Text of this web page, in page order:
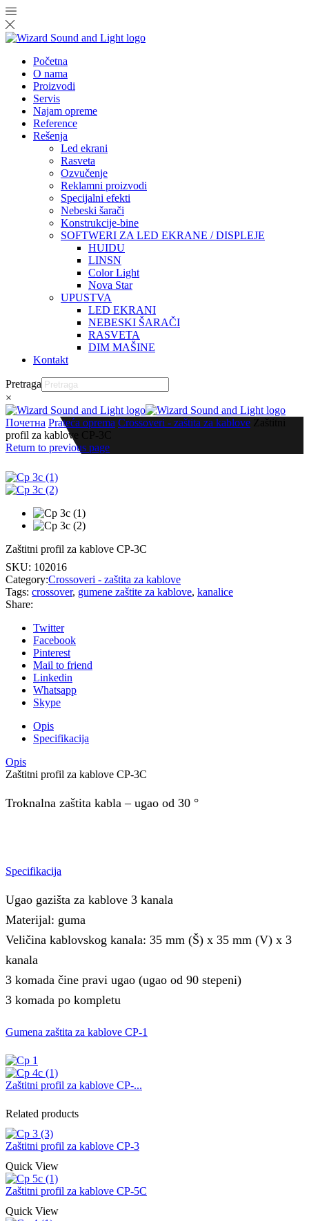
Početna
O nama
Proizvodi
Servis
Najam opreme
Reference
Rešenja
Led ekrani
Rasveta
Ozvučenje
Reklamni proizvodi
Specijalni efekti
Nebeski šarači
Konstrukcije-bine
SOFTWERI ZA LED EKRANE / DISPLEJE
HUIDU
LINSN
Color Light
Nova Star
UPUSTVA
LED EKRANI
NEBESKI ŠARAČI
RASVETA
DIM MAŠINE
Kontakt
Pretraga
×
Почетна Prateća oprema Crossoveri - zaštita za kablove Zaštitni
profil za kablove CP-3C
Return to previous page
Zaštitni profil za kablove CP-3C
SKU: 102016
Category:Crossoveri - zaštita za kablove
Tags: crossover, gumene zaštite za kablove, kanalice
Share:
Twitter
Facebook
Pinterest
Mail to friend
Linkedin
Whatsapp
Skype
Opis
Specifikacija
Opis
Zaštitni profil za kablove CP-3C
Troknalna zaštita kabla – ugao od 30 °
Specifikacija
Ugao gazišta za kablove 3 kanala
Materijal: guma
Veličina kablovskog kanala: 35 mm (Š) x 35 mm (V) x 3
kanala
3 komada čine pravi ugao (ugao od 90 stepeni)
3 komada po kompletu
Gumena zaštita za kablove CP-1
Zaštitni profil za kablove CP-...
Related products
Zaštitni profil za kablove CP-3
Quick View
Zaštitni profil za kablove CP-5C
Quick View